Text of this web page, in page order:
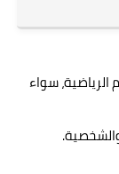
سواء